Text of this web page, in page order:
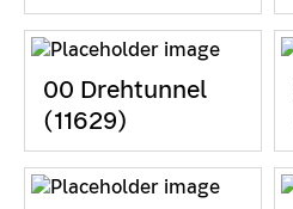
00 Drehtunnel
(11629)